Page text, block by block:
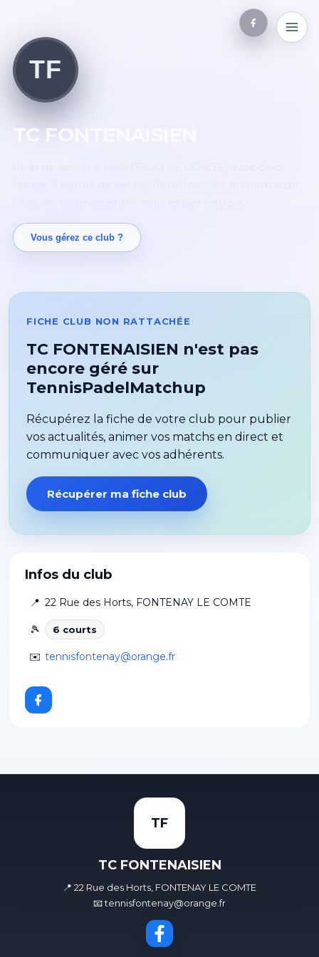
TF
TC FONTENAISIEN
Vous gérez ce club ?
Infos du club
📍 22 Rue des Horts, FONTENAY LE COMTE
🎾 6 courts
✉️ tennisfontenay@orange.fr
FICHE CLUB NON RATTACHÉE
TC FONTENAISIEN n'est pas
encore géré sur
TennisPadelMatchup
Récupérez la fiche de votre club pour publier
vos actualités, animer vos matchs en direct et
communiquer avec vos adhérents.
Récupérer ma fiche club
TF
TC FONTENAISIEN
📍 22 Rue des Horts, FONTENAY LE COMTE
📧 tennisfontenay@orange.fr